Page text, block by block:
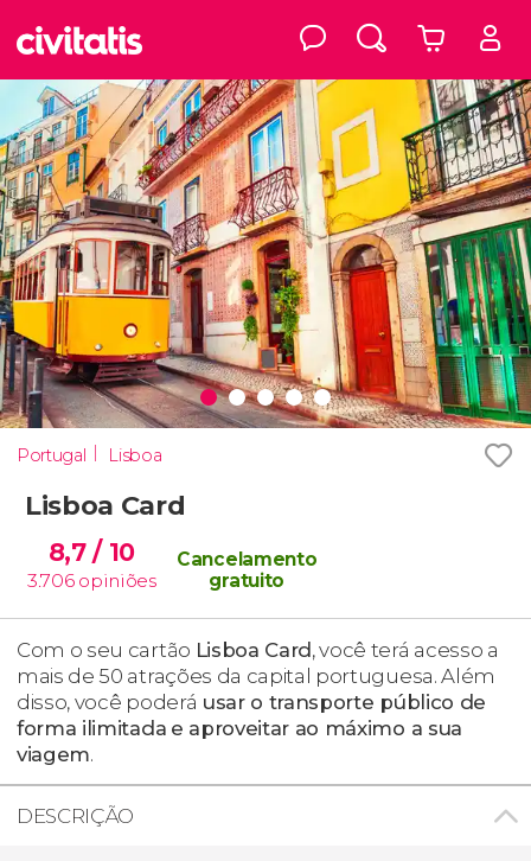
Portugal Lisboa
Lisboa Card
8,7/ 10
3.706 opiniões
Cancelamento
gratuito
Com o seu cartão Lisboa Card, você terá acesso a
mais de 50 atrações da capital portuguesa. Além
disso, você poderá usar o transporte público de
forma ilimitada e aproveitar ao máximo a sua
viagem.
DESCRIÇÃO